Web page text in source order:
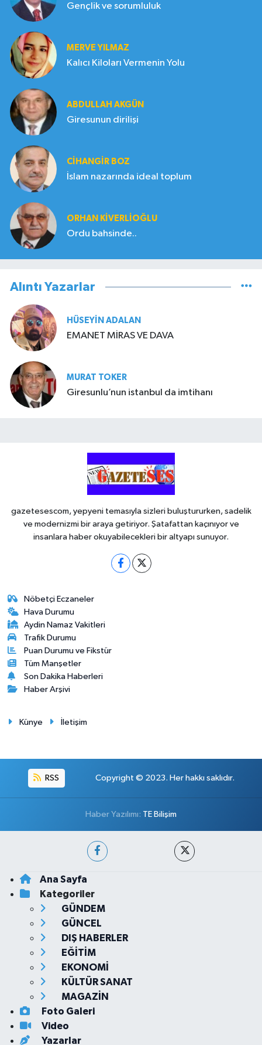
Gençlik ve sorumluluk
MERVE YILMAZ
Kalıcı Kiloları Vermenin Yolu
ABDULLAH AKGÜN
Giresunun dirilişi
CIHANGIR BOZ
İslam nazarında ideal toplum
ORHAN KIVERLIOĞLU
Ordu bahsinde..
Alıntı Yazarlar
HÜSEYIN ADALAN
EMANET MİRAS VE DAVA
MURAT TOKER
Giresunlu’nun istanbul da imtihanı
gazetesescom, yepyeni temasıyla sizleri buluştururken, sadelik
ve modernizmi bir araya getiriyor. Şatafattan kaçınıyor ve
insanlara haber okuyabilecekleri bir altyapı sunuyor.
Nöbetçi Eczaneler
Hava Durumu
Aydin Namaz Vakitleri
Trafik Durumu
Puan Durumu ve Fikstür
Tüm Manşetler
Son Dakika Haberleri
Haber Arşivi
Künye İletişim
RSS Copyright © 2023. Her hakkı saklıdır.
Haber Yazılımı: TE Bilişim
Ana Sayfa
Kategoriler
GÜNDEM
GÜNCEL
DIŞ HABERLER
EĞİTİM
EKONOMİ
KÜLTÜR SANAT
MAGAZİN
Foto Galeri
Video
Yazarlar